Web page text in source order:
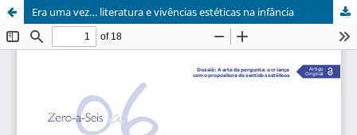
Era uma vez… literatura e vivências estéticas na infância